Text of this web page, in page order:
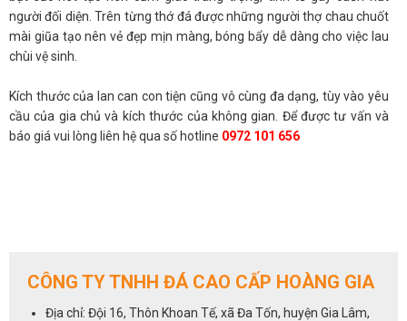
người đối diện. Trên từng thớ đá được những người thợ chau chuốt
mài giũa tạo nên vẻ đẹp mịn màng, bóng bẩy dễ dàng cho việc lau
chùi vệ sinh.
Kích thước của lan can con tiện cũng vô cùng đa dạng, tùy vào yêu
cầu của gia chủ và kích thước của không gian. Để được tư vấn và
báo giá vui lòng liên hệ qua số hotline 0972 101 656
CÔNG TY TNHH ĐÁ CAO CẤP HOÀNG GIA
Địa chỉ: Đội 16, Thôn Khoan Tế, xã Đa Tốn, huyện Gia Lâm,